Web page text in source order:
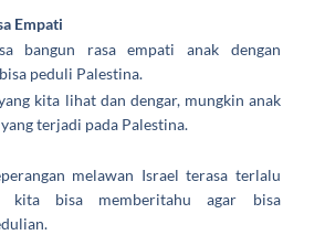
Empati
bangun rasa empati anak dengan
peduli Palestina.
kita lihat dan dengar, mungkin anak
terjadi pada Palestina.
melawan Israel terasa terlalu
kita bisa memberitahu agar bisa